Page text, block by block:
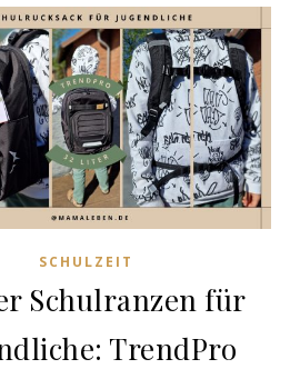
SCHULZEIT
Schulranzen für
TrendPro